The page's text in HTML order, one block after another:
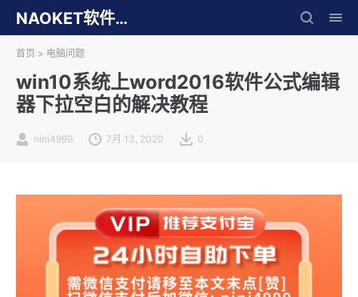
NAOKET软件库
首页 > 电脑问题
win10系统上word2016软件公式编辑
器下拉空白的解决教程
nini4999 7月 13, 2020 0